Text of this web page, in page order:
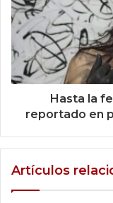
Hasta la
reportado en
Artículos